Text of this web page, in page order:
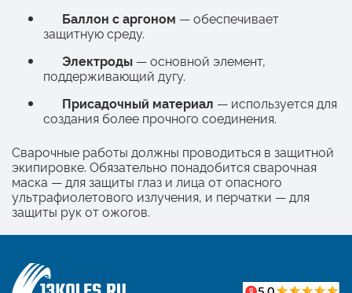
Баллон с аргоном — обеспечивает
защитную среду.
Электроды — основной элемент,
поддерживающий дугу.
Присадочный материал — используется для
создания более прочного соединения.
Сварочные работы должны проводиться в защитной
экипировке. Обязательно понадобится сварочная
маска — для защиты глаз и лица от опасного
ультрафиолетового излучения, и перчатки — для
защиты рук от ожогов.